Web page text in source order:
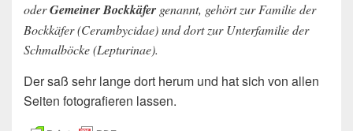
oderGemeiner Bockkäfer genannt, gehört zur Familie der
Bockkäfer (Cerambycidae) und dort zur Unterfamilie der
Schmalböcke (Lepturinae).
Der saß sehr lange dort herum und hat sich von allen
Seiten fotografieren lassen.